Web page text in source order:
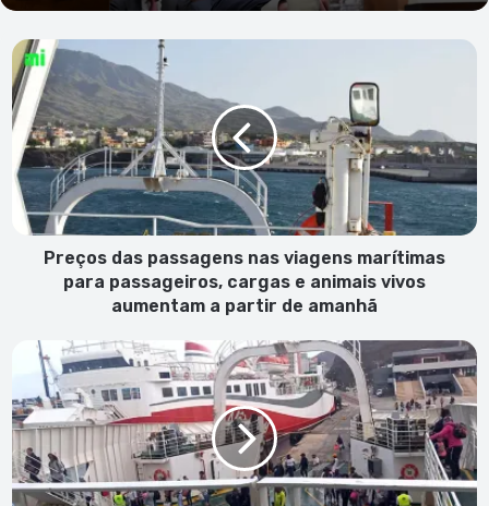
Preços
das
passagens
nas
viagens
marítimas
para
passageiros,
cargas
partir
amanhã
Preços das passagens nas viagens marítimas
para passageiros, cargas e animais vivos
aumentam a partir de amanhã
Passagens
nacionais
na
São
Vicente-